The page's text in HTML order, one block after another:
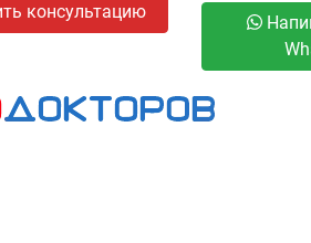
консультацию